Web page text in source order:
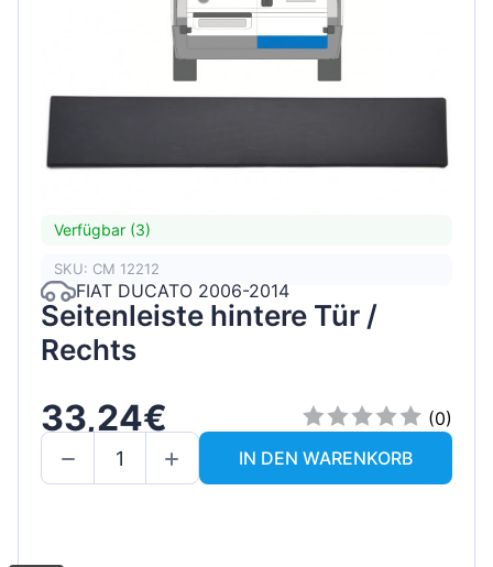
Verfügbar (3)
SKU: CM 12212
FIAT DUCATO 2006-2014
Seitenleiste hintere Tür /
Rechts
33,24€
(0)
IN DEN WARENKORB